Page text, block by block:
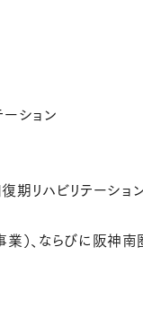
ーション
期リハビリテーシ
ならびに阪神南圏